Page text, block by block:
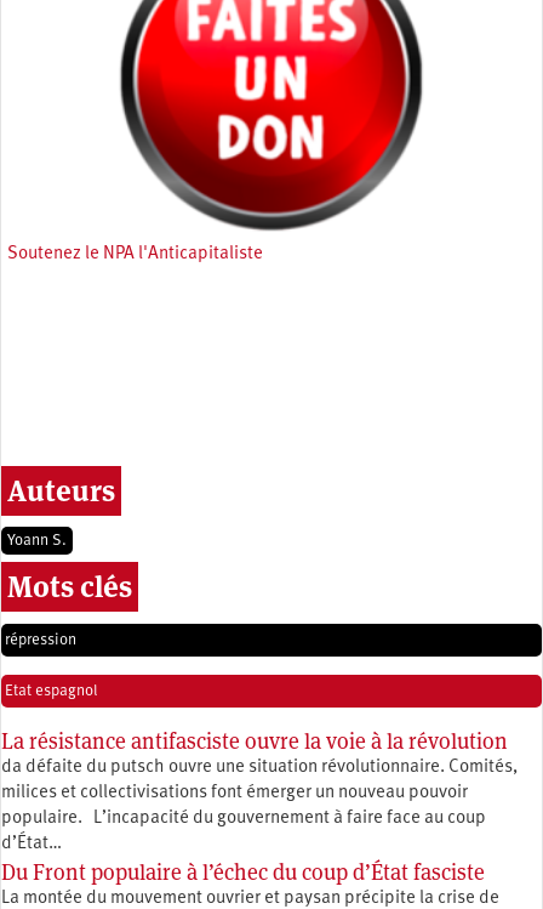
Soutenez le NPA l'Anticapitaliste
Auteurs
Yoann S.
Mots clés
répression
Etat espagnol
La résistance antifasciste ouvre la voie à la révolution
da défaite du putsch ouvre une situation révolutionnaire. Comités,
milices et collectivisations font émerger un nouveau pouvoir
populaire. L’incapacité du gouvernement à faire face au coup
d’État…
Du Front populaire à l’échec du coup d’État fasciste
La montée du mouvement ouvrier et paysan précipite la crise de